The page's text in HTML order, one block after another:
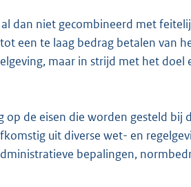
dan niet gecombineerd met
een te laag bedrag betalen van
maar in strijd met het doel
de eisen die worden gesteld bij
uit diverse wet- en
bepalingen,